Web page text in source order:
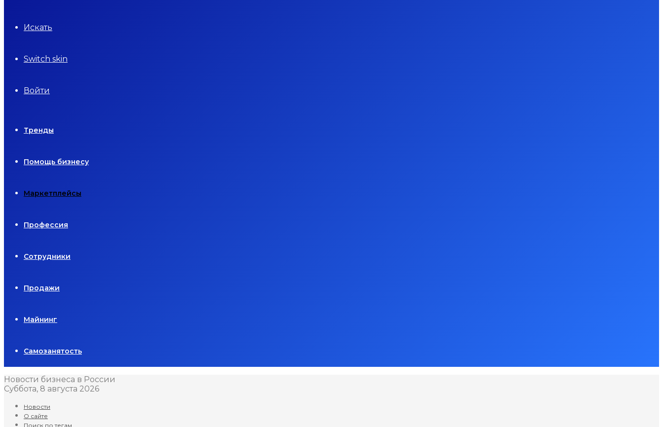
Искать
Switch skin
Войти
Тренды
Помощь бизнесу
Маркетплейсы
Профессия
Сотрудники
Продажи
Майнинг
Самозанятость
Новости бизнеса в России
Суббота, 8 августа 2026
Новости
О сайте
Поиск по тегам